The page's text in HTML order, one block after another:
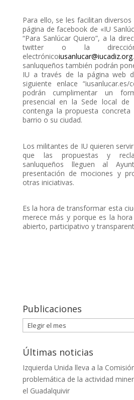
Para ello, se les facilitan
página de facebook de «IU
“Para Sanlúcar Quiero”, a la
twitter o la
electrónicoiusanlucar@iucadiz.org
sanluqueños también podrán
IU a través de la página web
siguiente enlace
podrán cumplimentar un
presencial en la Sede local de
contenga la propuesta
barrio o su ciudad.
Los militantes de IU quieren
que las propuestas y
sanluqueños lleguen al
presentación de mociones y
otras iniciativas.
Es la hora de transformar esta
merece más y porque es la
abierto, participativo y
Publicaciones
Publicaciones
Últimas noticias
Izquierda Unida lleva a la
problemática de la actividad
el Guadalquivir